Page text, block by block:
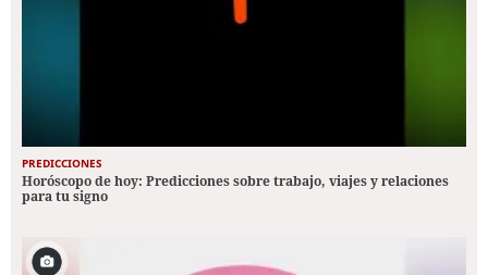
PREDICCIONES
Horóscopo de hoy: Predicciones sobre trabajo, viajes y relaciones
para tu signo